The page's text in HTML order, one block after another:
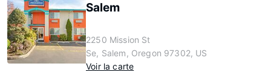
Salem
2250 Mission St
Se, Salem, Oregon 97302, US
Voir la carte